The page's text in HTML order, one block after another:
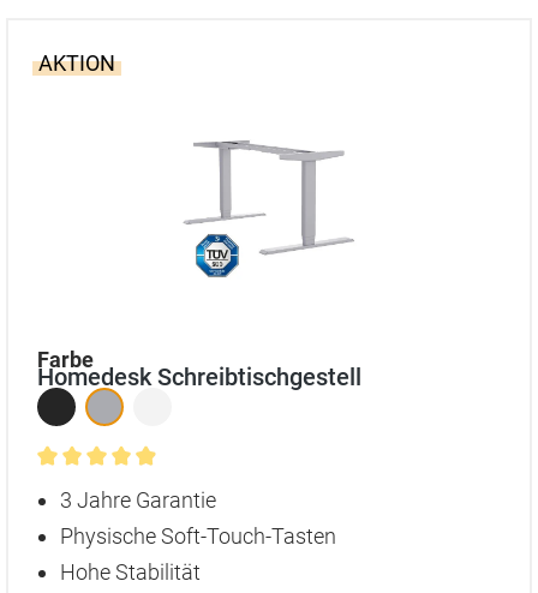
AKTION
Farbeauswählen
Homedesk Schreibtischgestell
Durchschnittliche Bewertung von 4.9 von 5 Sternen
3 Jahre Garantie
Physische Soft-Touch-Tasten
Hohe Stabilität